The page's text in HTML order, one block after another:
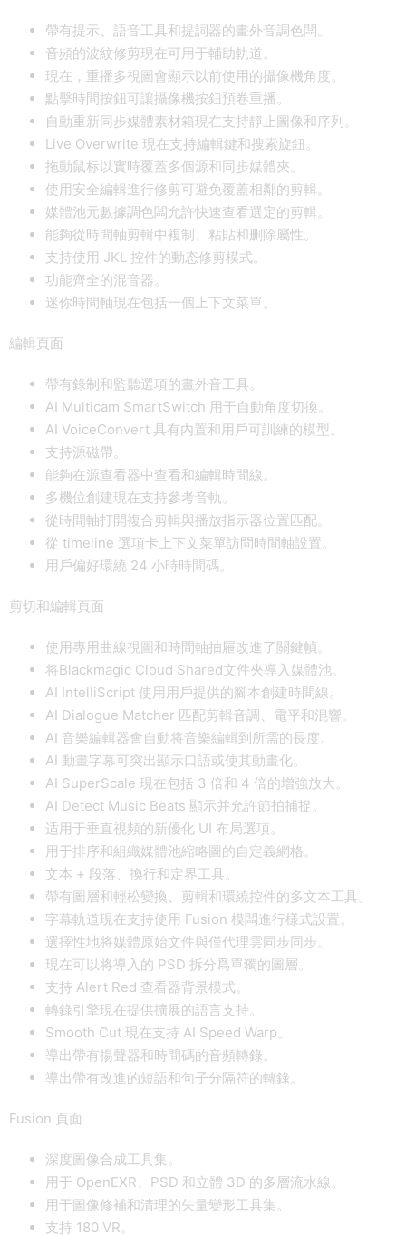
帶有提示、語音工具和提詞器的畫外音調色闆。
音頻的波紋修剪現在可用于輔助軌道。
現在，重播多視圖會顯示以前使用的攝像機角度。
點擊時間按鈕可讓攝像機按鈕預卷重播。
自動重新同步媒體素材箱現在支持靜止圖像和序列。
Live Overwrite 現在支持編輯鍵和搜索旋鈕。
拖動鼠标以實時覆蓋多個源和同步媒體夾。
使用安全編輯進行修剪可避免覆蓋相鄰的剪輯。
媒體池元數據調色闆允許快速查看選定的剪輯。
能夠從時間軸剪輯中複制、粘貼和删除屬性。
支持使用 JKL 控件的動态修剪模式。
功能齊全的混音器。
迷你時間軸現在包括一個上下文菜單。
編輯頁面
帶有錄制和監聽選項的畫外音工具。
AI Multicam SmartSwitch 用于自動角度切換。
AI VoiceConvert 具有内置和用戶可訓練的模型。
支持源磁帶。
能夠在源查看器中查看和編輯時間線。
多機位創建現在支持參考音軌。
從時間軸打開複合剪輯與播放指示器位置匹配。
從 timeline 選項卡上下文菜單訪問時間軸設置。
用戶偏好環繞 24 小時時間碼。
剪切和編輯頁面
使用專用曲線視圖和時間軸抽屜改進了關鍵幀。
将Blackmagic Cloud Shared文件夾導入媒體池。
AI IntelliScript 使用用戶提供的腳本創建時間線。
AI Dialogue Matcher 匹配剪輯音調、電平和混響。
AI 音樂編輯器會自動将音樂編輯到所需的長度。
AI 動畫字幕可突出顯示口語或使其動畫化。
AI SuperScale 現在包括 3 倍和 4 倍的增強放大。
AI Detect Music Beats 顯示并允許節拍捕捉。
适用于垂直視頻的新優化 UI 布局選項。
用于排序和組織媒體池縮略圖的自定義網格。
文本 + 段落、換行和定界工具。
帶有圖層和輕松變換、剪輯和環繞控件的多文本工具。
字幕軌道現在支持使用 Fusion 模闆進行樣式設置。
選擇性地将媒體原始文件與僅代理雲同步同步。
現在可以将導入的 PSD 拆分爲單獨的圖層。
支持 Alert Red 查看器背景模式。
轉錄引擎現在提供擴展的語言支持。
Smooth Cut 現在支持 AI Speed Warp。
導出帶有揚聲器和時間碼的音頻轉錄。
導出帶有改進的短語和句子分隔符的轉錄。
Fusion 頁面
深度圖像合成工具集。
用于 OpenEXR、PSD 和立體 3D 的多層流水線。
用于圖像修補和清理的矢量變形工具集。
支持 180 VR。